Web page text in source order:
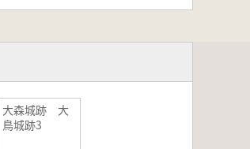
大森城跡 大
鳥城跡3